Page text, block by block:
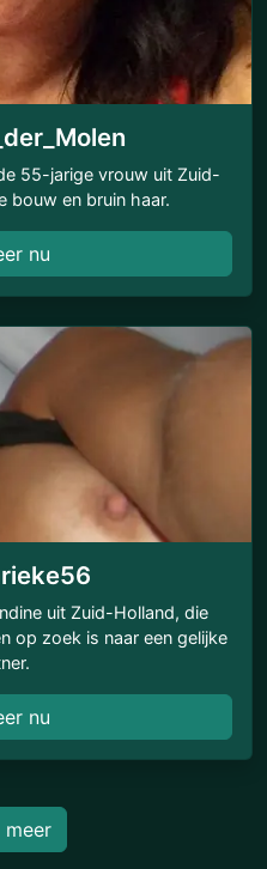
55-jarige vrouw uit Zuid-
bouw en bruin haar.
nu
uit Zuid-Holland, die
op zoek is naar een gelijke
nu
meer